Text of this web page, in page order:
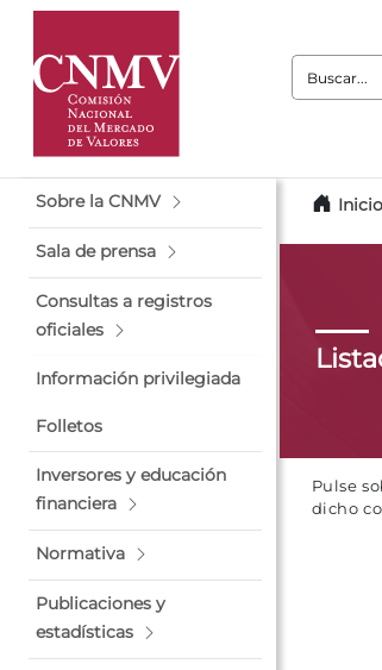
Buscar:
Sobre la CNMV
Sala de prensa
Consultas a registros
oficiales
Información privilegiada
Folletos
Inversores y educación
financiera
Normativa
Publicaciones y
estadísticas
Inicio
Pulse
dicho